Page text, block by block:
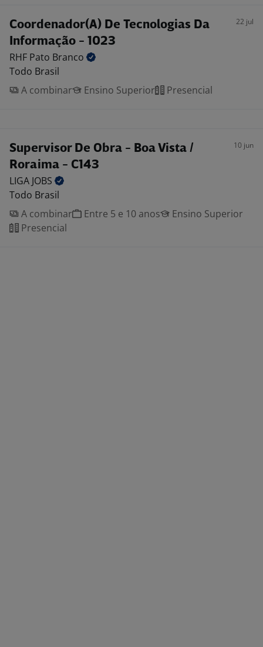
Coordenador(A) De Tecnologias Da
Informação - 1023
22 jul
RHF Pato Branco
Todo Brasil
A combinar
Ensino Superior Presencial
Supervisor De Obra - Boa Vista /
Roraima - C143
10 jun
LIGA JOBS
Todo Brasil
A combinar
Entre 5 e 10 anos
Ensino Superior
Presencial